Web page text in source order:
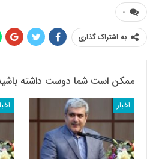
۰
به اشتراک گذاری
ممکن است شما دوست داشته
اخبار